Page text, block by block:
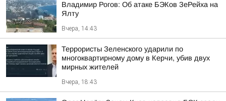
Владимир Рогов: Об атаке БЭКов ЗеРейха на
Ялту
Вчера, 14:43
Террористы Зеленского ударили по
многоквартирному дому в Керчи, убив двух
мирных жителей
Вчера, 18:43